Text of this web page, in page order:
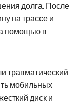
долга. После
на трассе и
помощью в
травматический
мобильных
диск и